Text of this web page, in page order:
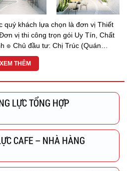
quý khách lựa chọn là đơn vị Thiết
vị thi công trọn gói Uy Tín, Chất
๏ Chủ đầu tư: Chị Trúc (Quán
218m2 ๏ Địa...
XEM THÊM
LỰC TỔNG HỢP
CAFE – NHÀ HÀNG